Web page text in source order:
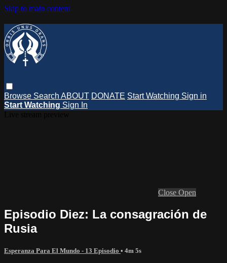
Skip to main content
Browse Search ABOUT DONATE Start Watching Sign in
Start Watching Sign In
Close Open
Episodio Diez: La consagración de
Rusia
Esperanza Para El Mundo - 13 Episodio • 4m 5s